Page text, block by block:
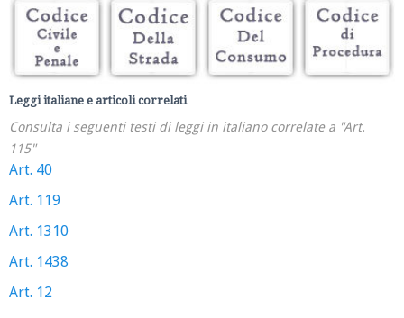
Leggi italiane e articoli correlati
Consulta i seguenti testi di leggi in italiano correlate a "Art.
115"
Art. 40
Art. 119
Art. 1310
Art. 1438
Art. 12